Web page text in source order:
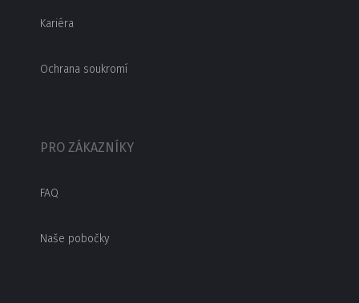
Kariéra
Ochrana soukromí
PRO ZÁKAZNÍKY
FAQ
Naše pobočky